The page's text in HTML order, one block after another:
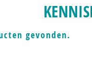
gevonden.